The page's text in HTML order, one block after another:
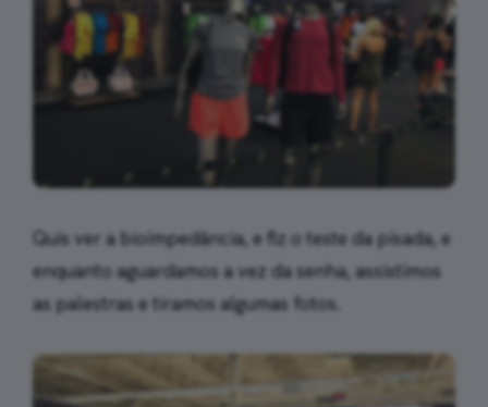
Quis ver a bioimpedância, e fiz o teste da pisada, e
enquanto aguardamos a vez da senha, assistimos
as palestras e tiramos algumas fotos.